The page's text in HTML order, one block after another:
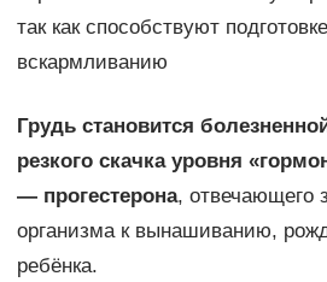
так как способствуют
вскармливанию
Грудь становится
резкого скачка уровня
— прогестерона, отвечающего
организма к вынашиванию,
ребёнка.